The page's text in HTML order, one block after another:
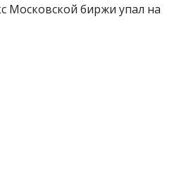
Московской биржи упал на